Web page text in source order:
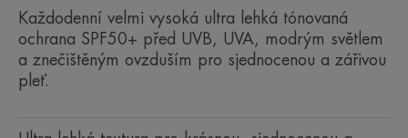
Každodenní velmi vysoká ultra lehká tónovaná
ochrana SPF50+ před UVB, UVA, modrým světlem
a znečištěným ovzduším pro sjednocenou a zářivou
pleť.